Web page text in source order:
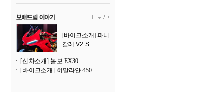
[바이크소개] 파니
갈레 V2 S
[신차소개] 볼보 EX30
[바이크소개] 히말라얀 450